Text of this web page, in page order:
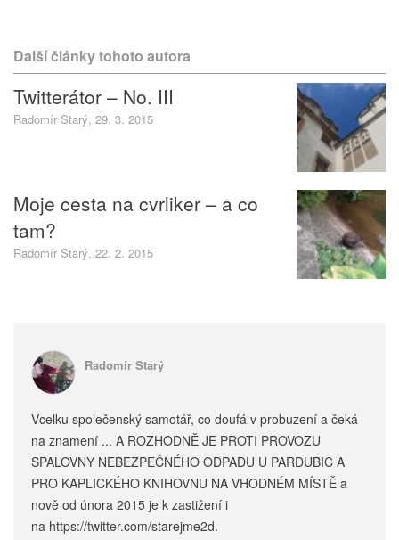
Další články tohoto autora
Twitterátor – No. III
Radomír Starý, 29. 3. 2015
Moje cesta na cvrliker – a co
tam?
Radomír Starý, 22. 2. 2015
Radomír Starý
Vcelku společenský samotář, co doufá v probuzení a čeká
na znamení ... A ROZHODNĚ JE PROTI PROVOZU
SPALOVNY NEBEZPEČNÉHO ODPADU U PARDUBIC A
PRO KAPLICKÉHO KNIHOVNU NA VHODNÉM MÍSTĚ a
nově od února 2015 je k zastižení i
na https://twitter.com/starejme2d.